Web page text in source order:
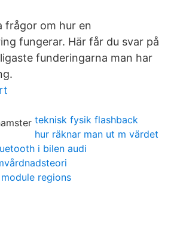
frågor om hur en
fungerar. Här får du svar på
funderingarna man har
teknisk fysik flashback
hur räknar man ut m värdet
i bilen audi
regions